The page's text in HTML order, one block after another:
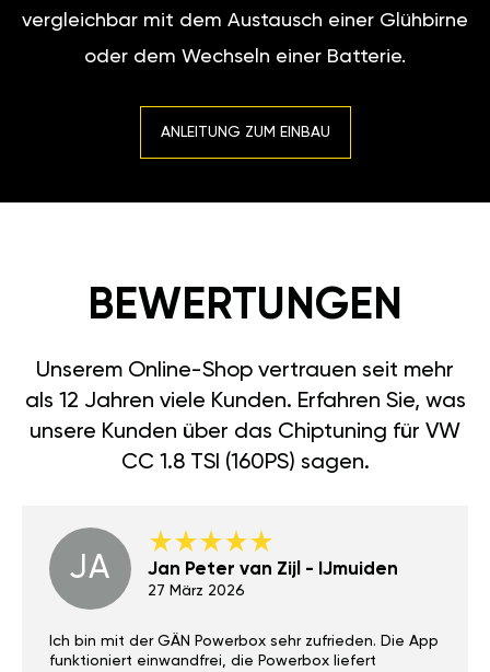
vergleichbar mit dem Austausch einer Glühbirne
oder dem Wechseln einer Batterie.
ANLEITUNG ZUM EINBAU
BEWERTUNGEN
Unserem Online-Shop vertrauen seit mehr
als 12 Jahren viele Kunden. Erfahren Sie, was
unsere Kunden über das Chiptuning für VW
CC 1.8 TSI (160PS) sagen.
JA Jan Peter van Zijl - IJmuiden
27 März 2026
Ich bin mit der GÄN Powerbox sehr zufrieden. Die App
funktioniert einwandfrei, die Powerbox liefert